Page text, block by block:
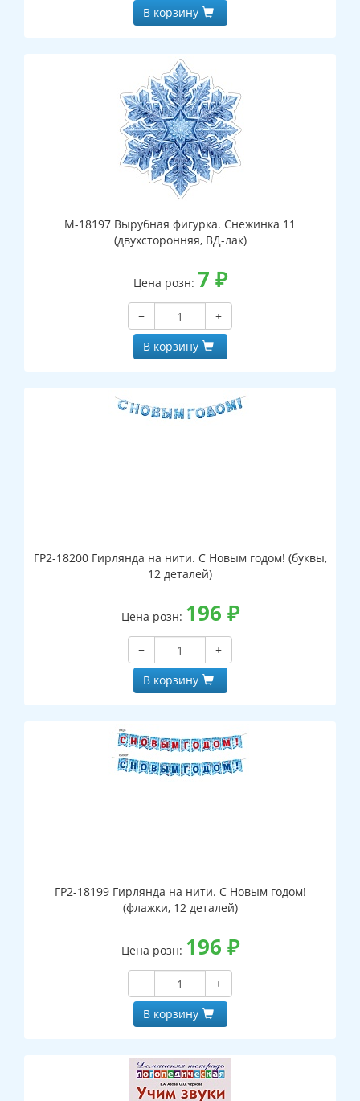
В корзину
М-18197 Вырубная фигурка. Снежинка 11
(двухсторонняя, ВД-лак)
Цена розн: 7 ₽
−
+
В корзину
ГР2-18200 Гирлянда на нити. С Новым годом! (буквы,
12 деталей)
Цена розн: 196 ₽
−
+
В корзину
ГР2-18199 Гирлянда на нити. С Новым годом!
(флажки, 12 деталей)
Цена розн: 196 ₽
−
+
В корзину